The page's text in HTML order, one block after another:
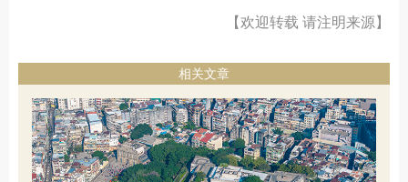
【欢迎转载 请注明来源】
相关文章